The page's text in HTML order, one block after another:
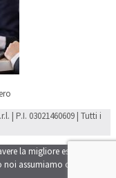
| P.I. 03021460609 | Tutti i
la migliore esperienza
assumiamo che tu ne